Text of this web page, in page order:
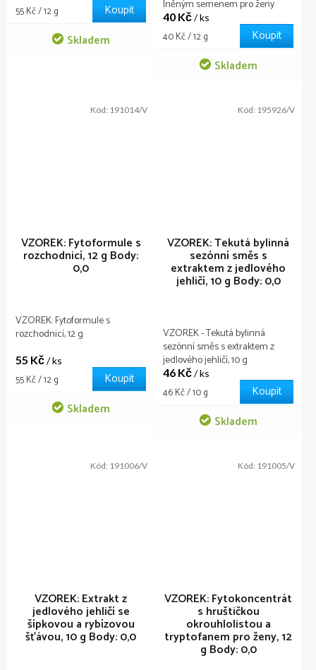
Skladem
Měrná
55 Kč / 12 g Koupit
Skladem
40 Kč/ ks
Měrná
40 Kč / 12 g Koupit
lněným semenem pro ženy
VZOREK: Fytoformule s
rozchodnicí, 12 g Body:
0,0
Skladem
55 Kč/ ks
Měrná
55 Kč / 12 g Koupit
VZOREK: Fytoformule s
rozchodnicí, 12 g
Kód: 191014/V
VZOREK: Tekutá bylinná
sezónní směs s
extraktem z jedlového
jehličí, 10 g Body: 0,0
Skladem
46 Kč/ ks
Měrná
46 Kč / 10 g Koupit
VZOREK - Tekutá bylinná
sezónní směs s extraktem z
jedlového jehličí, 10 g
Kód: 195926/V
VZOREK: Extrakt z
jedlového jehličí se
šípkovou a rybízovou
šťávou, 10 g Body: 0,0
Kód: 191006/V
VZOREK: Fytokoncentrát
s hruštičkou
okrouhlolistou a
tryptofanem pro ženy, 12
g Body: 0,0
Kód: 191005/V